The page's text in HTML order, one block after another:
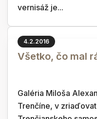
vernisáž je...
4.2.2016
Všetko, čo mal
Galéria Miloša
Trenčíne, v